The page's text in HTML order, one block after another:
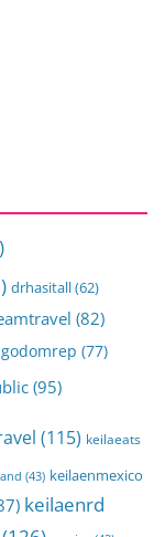
drhasitall(62)
(82)
godomrep (77)
(95)
(115) keilaeats
(43) keilaenmexico
keilaenrd